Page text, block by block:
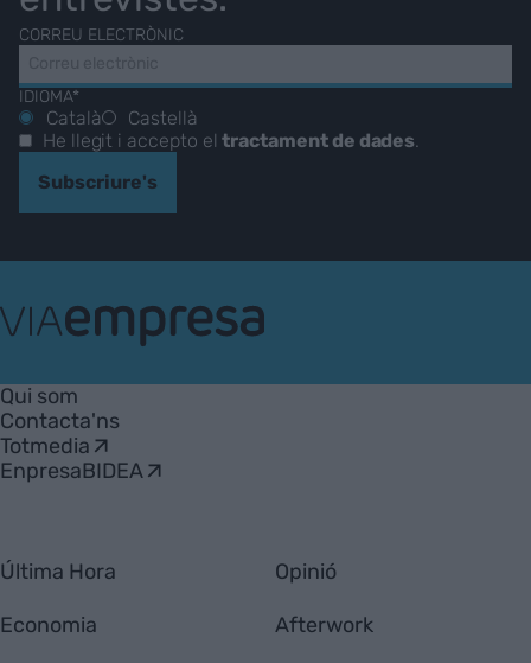
CORREU ELECTRÒNIC
IDIOMA*
Català
Castellà
He llegit i accepto eltractament de dades
Subscriure's
Empresa
Qui som
Contacta'ns
Totmedia
EnpresaBIDEA
Última Hora
Economia
Opinió
Afterwork